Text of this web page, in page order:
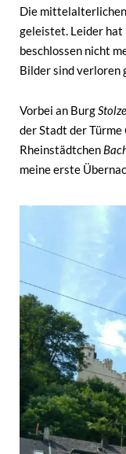
Die
geleistet. Leider hat
beschlossen nicht
Bilder sind verloren
Vorbei an Burg
der Stadt der Türme
Rheinstädtchen
meine erste